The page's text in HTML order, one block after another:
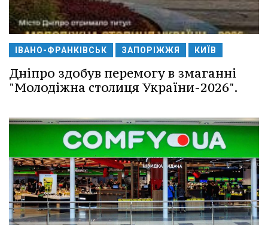
ІВАНО-ФРАНКІВСЬК ЗАПОРІЖЖЯ КИЇВ
Дніпро здобув перемогу в змаганні
"Молодіжна столиця України-2026".